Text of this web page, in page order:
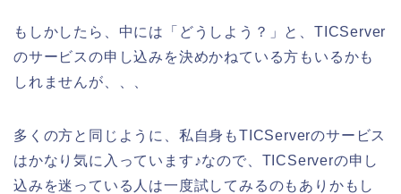
もしかしたら、中には「どうしよう？」と、TICServer
のサービスの申し込みを決めかねている方もいるかも
しれませんが、、、
多くの方と同じように、私自身もTICServerのサービス
はかなり気に入っています♪なので、TICServerの申し
込みを迷っている人は一度試してみるのもありかもし